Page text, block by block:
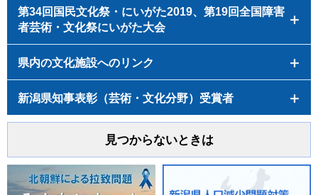
第34回国民文化祭・にいがた2019、第19回全国障害
者芸術・文化祭にいがた大会
県内の文化施設へのリンク
新潟県知事表彰（芸術・文化分野）受賞者
見つからないときは